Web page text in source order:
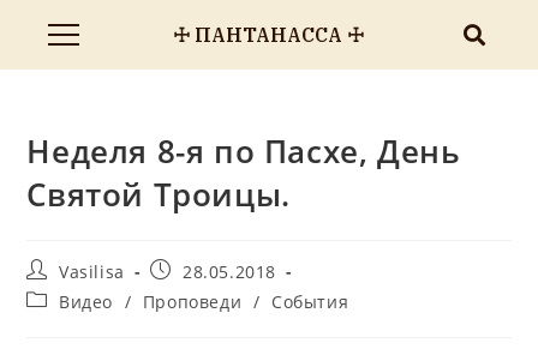
☩ ПАНТАНАССА ☩
Неделя 8-я по Пасхе, День
Святой Троицы.
Vasilisa
28.05.2018
Видео / Проповеди / События